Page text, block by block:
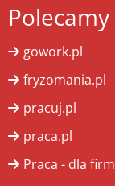
Polecamy
gowork.pl
fryzomania.pl
pracuj.pl
praca.pl
Praca - dla firm